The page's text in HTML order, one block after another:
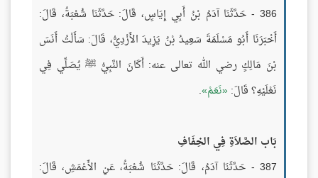
386 - حَدَّثَنَا آدَمُ بْنُ أَبِي إِيَاسٍ، قَالَ: حَدَّثَنَا شُعْبَةُ، قَالَ:
أَخْبَرَنَا أَبُو مَسْلَمَةَ سَعِيدُ بْنُ يَزِيدَ الأَزْدِيُّ، قَالَ: سَأَلْتُ أَنَسَ
بْنَ مَالِكٍ رضي الله تعالى عنه: أَكَانَ النَّبِيُّ ﷺ يُصَلِّي فِي
نَعْلَيْهِ؟ قَالَ: نَعَمْ .
بَاب الصَّلاَةِ فِي الخِفَافِ
387 - حَدَّثَنَا آدَمُ، قَالَ: حَدَّثَنَا شُعْبَةُ، عَنِ الأَعْمَشِ، قَالَ: